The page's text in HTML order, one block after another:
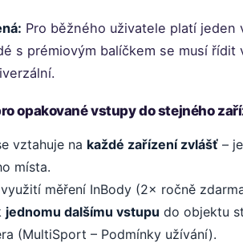
Pro běžného uživatele platí jeden
s prémiovým balíčkem se musí řídit
opakované vstupy do stejného
vztahuje na každé zařízení zvlášť –
místa.
měření InBody (2× ročně
jednomu dalšímu vstupu do objektu
(MultiSport – Podmínky užívání).